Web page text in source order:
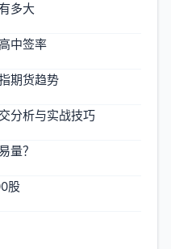
多大
中签率
期货趋势
分析与实战技巧
量？
股